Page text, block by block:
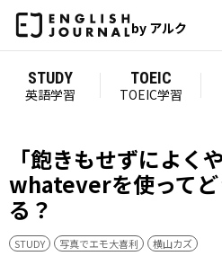
by アルク
STUDY
英語学習
TOEIC
TOEIC学習
「飽きもせずによく
whateverを使ってど
る？
STUDY 写真でエモ大喜利 横山カズ